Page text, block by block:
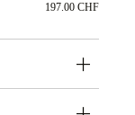
197.00 CHF